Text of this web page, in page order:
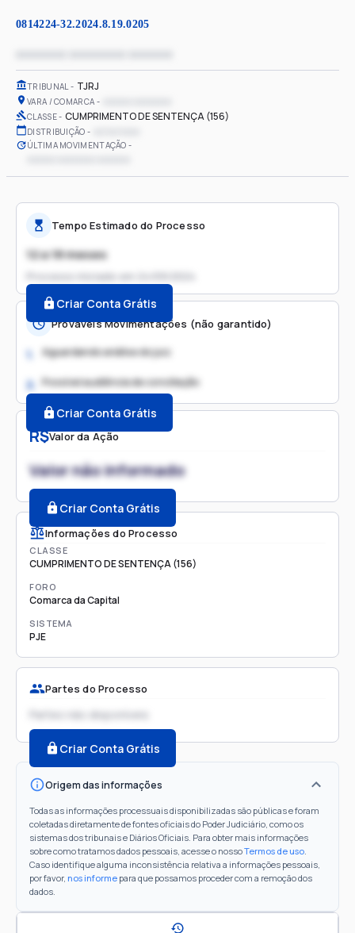
0814224-32.2024.8.19.0205
TRIBUNAL TJRJ
VARA / COMARCA
CLASSE CUMPRIMENTO DE SENTENÇA (156)
DISTRIBUIÇÃO
ÚLTIMA MOVIMENTAÇÃO
R$Valor da Ação
Valor não informado
Criar Conta Grátis
Informações do Processo
CLASSE
CUMPRIMENTO DE SENTENÇA (156)
FORO
Comarca da Capital
SISTEMA
PJE
Partes do Processo
Partes não disponíveis
Criar Conta Grátis
Origem das informações
Todas as informações processuais disponibilizadas são públicas e foram
coletadas diretamente de fontes oficiais do Poder Judiciário, como os
sistemas dos tribunais e Diários Oficiais. Para obter mais informações
sobre como tratamos dados pessoais, acesse o nossoTermos de uso.
Caso identifique alguma inconsistência relativa a informações pessoais,
por favor, nos informe para que possamos proceder com a remoção dos
dados.
Tempo Estimado do Processo
12 a 18 meses
Processo iniciado em
Criar Conta Grátis
Prováveis Movimentações (não garantido)
1. Aguardando análise do juiz
2. Possível audiência de conciliação
Criar Conta Grátis